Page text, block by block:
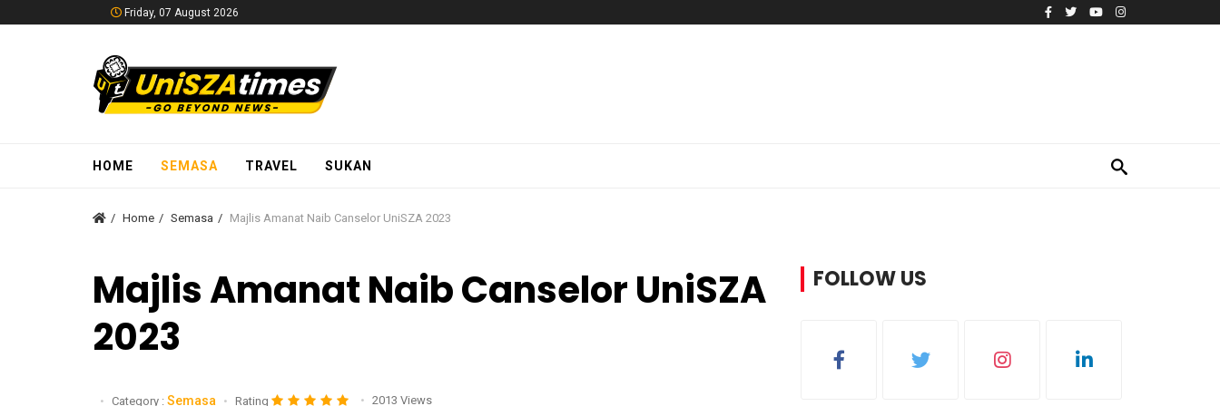
Friday, 07 August 2026
HOME SEMASA TRAVEL SUKAN
Home Semasa Majlis Amanat Naib Canselor UniSZA 2023
Majlis Amanat Naib Canselor UniSZA
2023
Category : Semasa Rating 2013 Views
FOLLOW US